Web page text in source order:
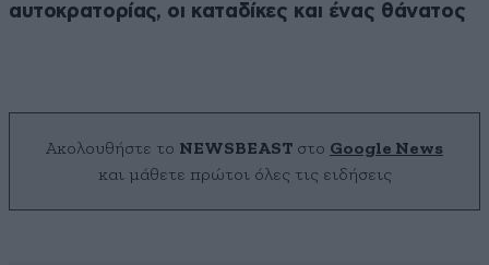
αυτοκρατορίας, οι καταδίκες και ένας θάνατος
Ακολουθήστε το NEWSBEAST στο Google News
και μάθετε πρώτοι όλες τις ειδήσεις